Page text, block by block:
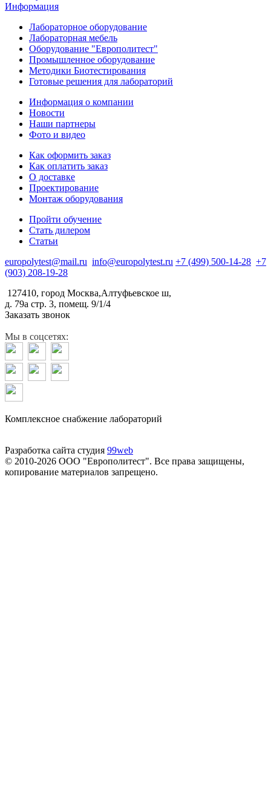
Информация
Лабораторное оборудование
Лабораторная мебель
Оборудование "Европолитест"
Промышленное оборудование
Методики Биотестирования
Готовые решения для лабораторий
Информация о компании
Новости
Наши партнеры
Фото и видео
Как оформить заказ
Как оплатить заказ
О доставке
Проектирование
Монтаж оборудования
Пройти обучение
Стать дилером
Статьи
europolytest@mail.ru info@europolytest.ru +7 (499) 500-14-28 +7
(903) 208-19-28
127410, город Москва,Алтуфьевское ш,
д. 79а стр. 3, помещ. 9/1/4
Заказать звонок
Мы в соцсетях:
Комплексное снабжение лабораторий
Разработка сайта студия 99web
© 2010-2026 ООО "Европолитест". Все права защищены,
копирование материалов запрещено.